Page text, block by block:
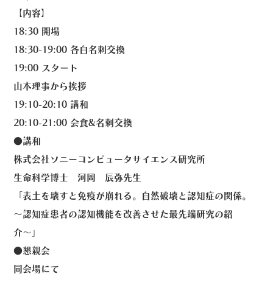
【内容】
18:30 開場
18:30-19:00 各自名刺交換
19:00 スタート
山本理事から挨拶
19:10-20:10 講和
20:10-21:00 会食&名刺交換
●講和
株式会社ソニーコンピュータサイエンス研究所
生命科学博士 河岡 辰弥先生
「表土を壊すと免疫が崩れる。自然破壊と認知症の関係。
〜認知症患者の認知機能を改善させた最先端研究の紹
介〜」
●懇親会
同会場にて